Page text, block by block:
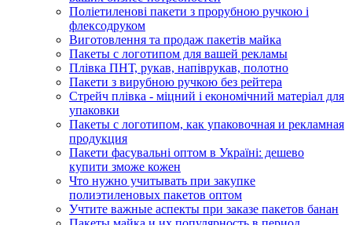
Поліетиленові пакети з прорубною ручкою і
флексодруком
Виготовлення та продаж пакетів майка
Пакеты с логотипом для вашей рекламы
Плівка ПНТ, рукав, напіврукав, полотно
Пакети з вирубною ручкою без рейтера
Стрейч плівка - міцний і економічний матеріал для
упаковки
Пакеты с логотипом, как упаковочная и рекламная
продукция
Пакети фасувальні оптом в Україні: дешево
купити зможе кожен
Что нужно учитывать при закупке
полиэтиленовых пакетов оптом
Учтите важные аспекты при заказе пакетов банан